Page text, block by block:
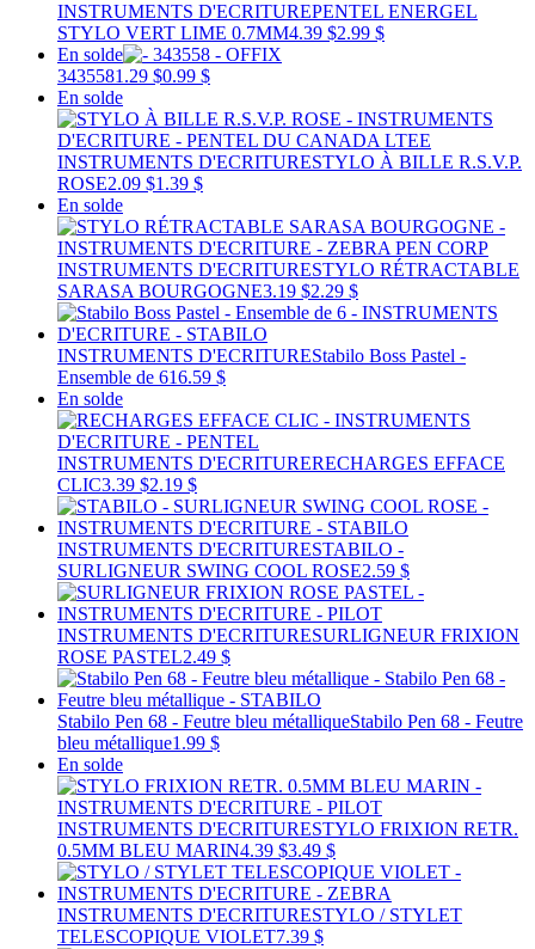
INSTRUMENTS D'ECRITUREPENTEL ENERGEL
STYLO VERT LIME 0.7MM4.39 $2.99 $
En solde
3435581.29 $0.99 $
En solde
INSTRUMENTS D'ECRITURESTYLO À BILLE R.S.V.P.
ROSE2.09 $1.39 $
En solde
INSTRUMENTS D'ECRITURESTYLO RÉTRACTABLE
SARASA BOURGOGNE3.19 $2.29 $
INSTRUMENTS D'ECRITUREStabilo Boss Pastel -
Ensemble de 616.59 $
En solde
INSTRUMENTS D'ECRITURERECHARGES EFFACE
CLIC3.39 $2.19 $
INSTRUMENTS D'ECRITURESTABILO -
SURLIGNEUR SWING COOL ROSE2.59 $
INSTRUMENTS D'ECRITURESURLIGNEUR FRIXION
ROSE PASTEL2.49 $
Stabilo Pen 68 - Feutre bleu métalliqueStabilo Pen 68 - Feutre
bleu métallique1.99 $
En solde
INSTRUMENTS D'ECRITURESTYLO FRIXION RETR.
0.5MM BLEU MARIN4.39 $3.49 $
INSTRUMENTS D'ECRITURESTYLO / STYLET
TELESCOPIQUE VIOLET7.39 $